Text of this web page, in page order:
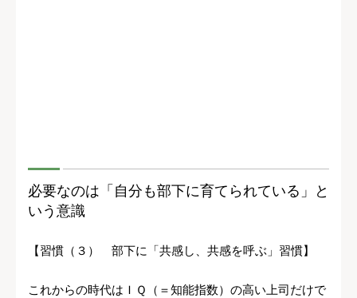
必要なのは「自分も部下に育てられている」と
いう意識
【習慣（３） 部下に「共感し、共感を呼ぶ」習慣】
これからの時代はＩＱ（＝知能指数）の高い上司だけで